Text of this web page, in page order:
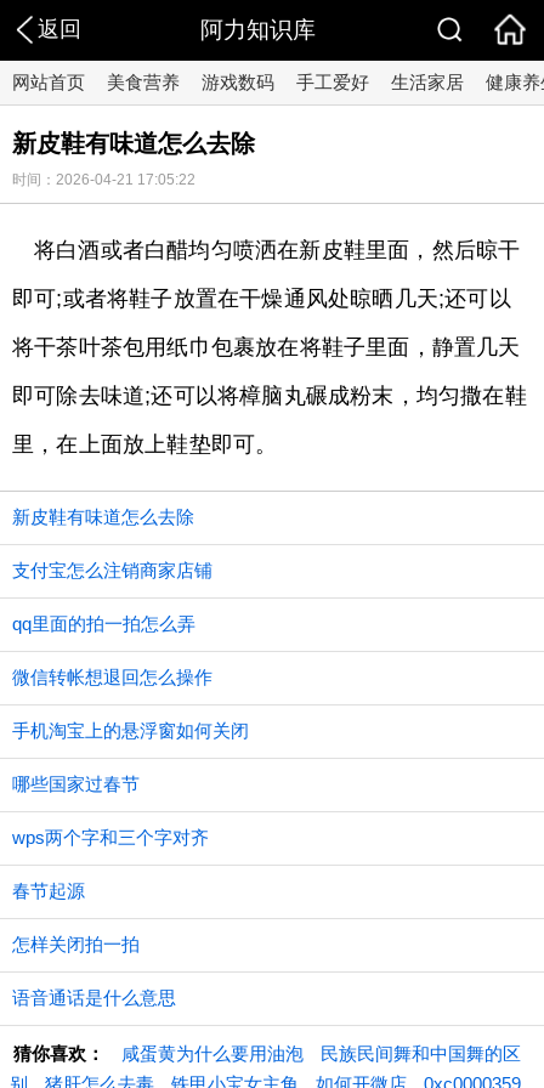
返回 阿力知识库
网站首页 美食营养 游戏数码 手工爱好 生活家居 健康养
新皮鞋有味道怎么去除
时间：2026-04-21 17:05:22
将白酒或者白醋均匀喷洒在新皮鞋里面，然后晾干
即可;或者将鞋子放置在干燥通风处晾晒几天;还可以
将干茶叶茶包用纸巾包裹放在将鞋子里面，静置几天
即可除去味道;还可以将樟脑丸碾成粉末，均匀撒在鞋
里，在上面放上鞋垫即可。
新皮鞋有味道怎么去除
支付宝怎么注销商家店铺
qq里面的拍一拍怎么弄
微信转帐想退回怎么操作
手机淘宝上的悬浮窗如何关闭
哪些国家过春节
wps两个字和三个字对齐
春节起源
怎样关闭拍一拍
语音通话是什么意思
猜你喜欢： 咸蛋黄为什么要用油泡
民族民间舞和中国舞的区
别
猪肝怎么去毒 铁甲小宝女主角 如何开微店 0xc0000359